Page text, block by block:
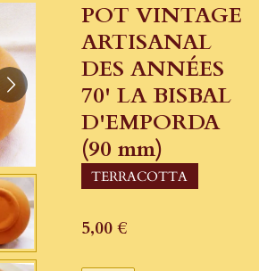
POT VINTAGE
ARTISANAL
DES ANNÉES
70' LA BISBAL
D'EMPORDA
(90 mm)
TERRACOTTA
5,00 €